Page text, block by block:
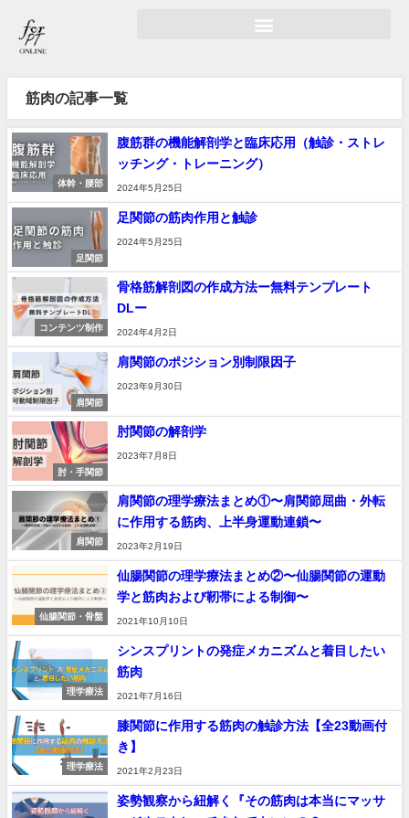
筋肉の記事一覧
体幹・腰部
腹筋群の機能解剖学と臨床応用（触診・ストレ
ッチング・トレーニング）
2024年5月25日
足関節
足関節の筋肉作用と触診
2024年5月25日
コンテンツ制作
骨格筋解剖図の作成方法ー無料テンプレート
DLー
2024年4月2日
肩関節
肩関節のポジション別制限因子
2023年9月30日
肘・手関節
肘関節の解剖学
2023年7月8日
肩関節
肩関節の理学療法まとめ①〜肩関節屈曲・外転
に作用する筋肉、上半身運動連鎖〜
2023年2月19日
仙腸関節・骨盤
仙腸関節の理学療法まとめ②〜仙腸関節の運動
学と筋肉および靭帯による制御〜
2021年10月10日
理学療法
シンスプリントの発症メカニズムと着目したい
筋肉
2021年7月16日
理学療法
膝関節に作用する筋肉の触診方法【全23動画付
き】
2021年2月23日
姿勢観察から紐解く『その筋肉は本当にマッサ